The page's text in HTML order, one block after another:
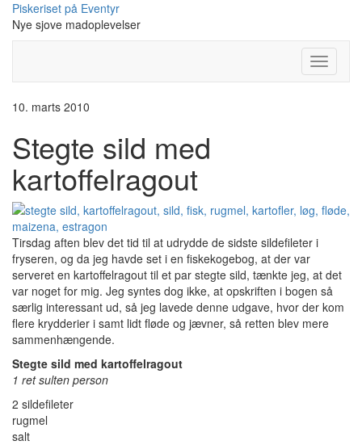
Skip
content
Piskeriset på Eventyr
Nye sjove madoplevelser
Toggle
10. marts 2010
Stegte sild med
kartoffelragout
Tirsdag aften blev det tid til at udrydde de sidste sildefileter i
fryseren, og da jeg havde set i en fiskekogebog, at der var
serveret en kartoffelragout til et par stegte sild, tænkte jeg, at det
var noget for mig. Jeg syntes dog ikke, at opskriften i bogen så
særlig interessant ud, så jeg lavede denne udgave, hvor der kom
flere krydderier i samt lidt fløde og jævner, så retten blev mere
sammenhængende.
Stegte sild med kartoffelragout
1 ret sulten person
2 sildefileter
rugmel
salt